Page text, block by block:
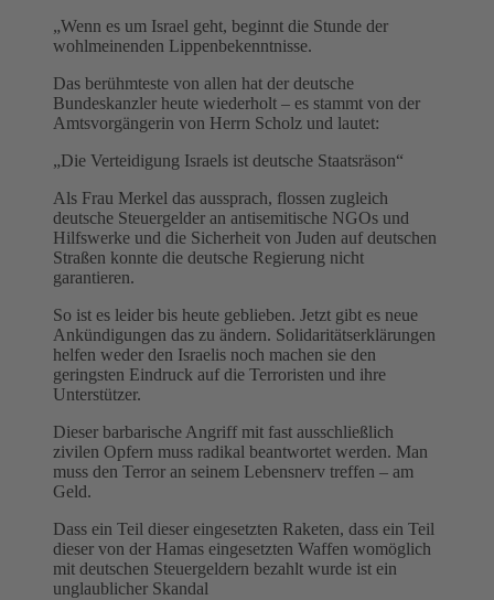
„Wenn es um Israel geht, beginnt die Stunde der
wohlmeinenden Lippenbekenntnisse.
Das berühmteste von allen hat der deutsche
Bundeskanzler heute wiederholt – es stammt von der
Amtsvorgängerin von Herrn Scholz und lautet:
„Die Verteidigung Israels ist deutsche Staatsräson“
Als Frau Merkel das aussprach, flossen zugleich
deutsche Steuergelder an antisemitische NGOs und
Hilfswerke und die Sicherheit von Juden auf deutschen
Straßen konnte die deutsche Regierung nicht
garantieren.
So ist es leider bis heute geblieben. Jetzt gibt es neue
Ankündigungen das zu ändern. Solidaritätserklärungen
helfen weder den Israelis noch machen sie den
geringsten Eindruck auf die Terroristen und ihre
Unterstützer.
Dieser barbarische Angriff mit fast ausschließlich
zivilen Opfern muss radikal beantwortet werden. Man
muss den Terror an seinem Lebensnerv treffen – am
Geld.
Dass ein Teil dieser eingesetzten Raketen, dass ein Teil
dieser von der Hamas eingesetzten Waffen womöglich
mit deutschen Steuergeldern bezahlt wurde ist ein
unglaublicher Skandal